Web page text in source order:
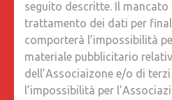
seguito descritte. Il mancato
trattamento dei dati per
comporterà l’impossibilità
materiale pubblicitario
dell’Associaizone e/o di
l’impossibilità per